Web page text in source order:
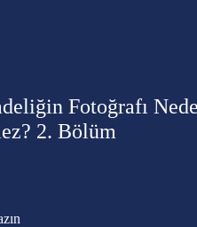
Fotoğrafı
2. Bölüm